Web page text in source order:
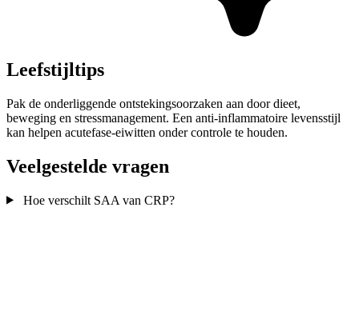
Leefstijltips
Pak de onderliggende ontstekingsoorzaken aan door dieet,
beweging en stressmanagement. Een anti-inflammatoire levensstijl
kan helpen acutefase-eiwitten onder controle te houden.
Veelgestelde vragen
Hoe verschilt SAA van CRP?